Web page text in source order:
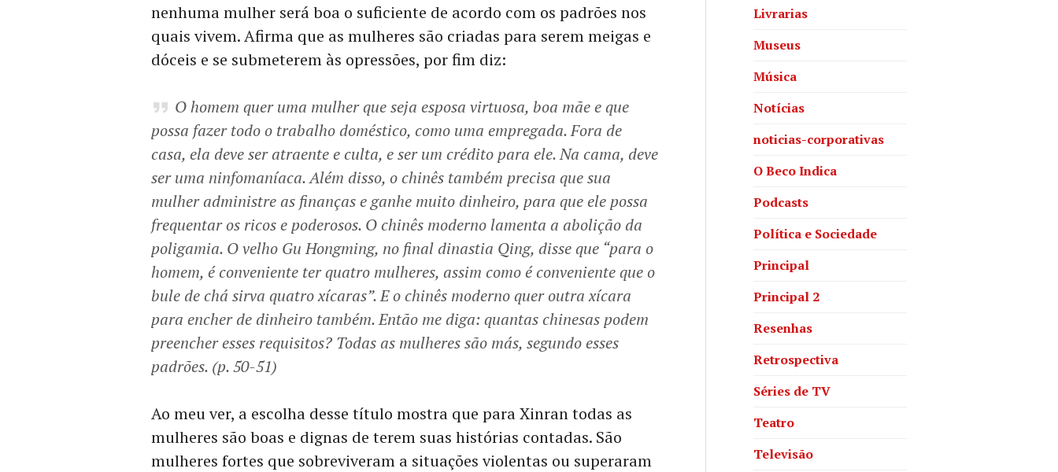
nenhuma mulher será boa o suficiente de acordo com os padrões nos
quais vivem. Afirma que as mulheres são criadas para serem meigas e
dóceis e se submeterem às opressões, por fim diz:
O homem quer uma mulher que seja esposa virtuosa, boa mãe e que
possa fazer todo o trabalho doméstico, como uma empregada. Fora de
casa, ela deve ser atraente e culta, e ser um crédito para ele. Na cama, deve
ser uma ninfomaníaca. Além disso, o chinês também precisa que sua
mulher administre as finanças e ganhe muito dinheiro, para que ele possa
frequentar os ricos e poderosos. O chinês moderno lamenta a abolição da
poligamia. O velho Gu Hongming, no final dinastia Qing, disse que “para o
homem, é conveniente ter quatro mulheres, assim como é conveniente que o
bule de chá sirva quatro xícaras”. E o chinês moderno quer outra xícara
para encher de dinheiro também. Então me diga: quantas chinesas podem
preencher esses requisitos? Todas as mulheres são más, segundo esses
padrões. (p. 50-51)
Ao meu ver, a escolha desse título mostra que para Xinran todas as
mulheres são boas e dignas de terem suas histórias contadas. São
mulheres fortes que sobreviveram a situações violentas ou superaram
Livrarias
Museus
Música
Notícias
noticias-corporativas
O Beco Indica
Podcasts
Política e Sociedade
Principal
Principal 2
Resenhas
Retrospectiva
Séries de TV
Teatro
Televisão